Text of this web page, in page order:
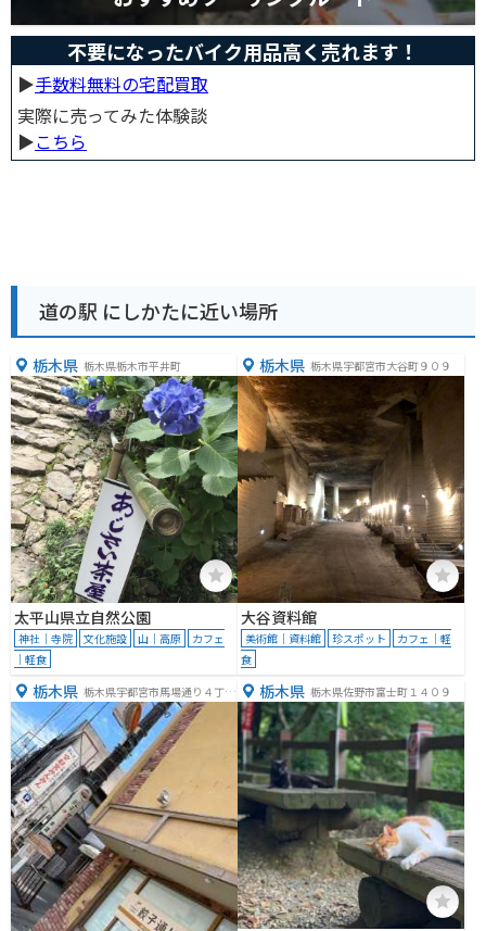
不要になったバイク用品高く売れます！
▶︎手数料無料の宅配買取
実際に売ってみた体験談
▶︎こちら
道の駅 にしかたに近い場所
栃木県 栃木県栃木市平井町
太平山県立自然公園
神社｜寺院 文化施設 山｜高原
カフェ
｜軽食
栃木県 栃木県宇都宮市大谷町９０９
大谷資料館
美術館｜資料館 珍スポット
カフェ｜軽
食
栃木県 栃木県宇都宮市馬場通り４丁目
２
栃木県 栃木県佐野市富士町１４０９